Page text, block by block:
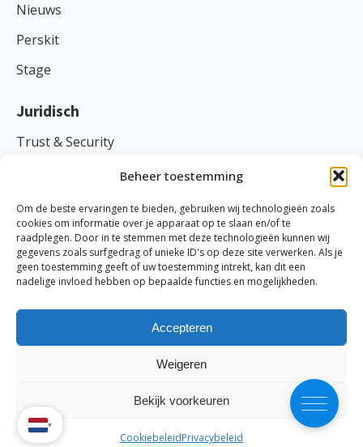
Beheer toestemming
Om de beste ervaringen te bieden, gebruiken wij technologieën zoals
cookies om informatie over je apparaat op te slaan en/of te
raadplegen. Door in te stemmen met deze technologieën kunnen wij
gegevens zoals surfgedrag of unieke ID's op deze site verwerken. Als je
geen toestemming geeft of uw toestemming intrekt, kan dit een
nadelige invloed hebben op bepaalde functies en mogelijkheden.
Accepteren
Weigeren
Bekijk voorkeuren
CookiebeleidPrivacybeleid
Nieuws
Perskit
Stage
Juridisch
Trust & Security
Privacy
TranspaClean © 2026
KVK: 69870691 | BTW: NL858045734B01
▾